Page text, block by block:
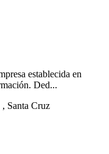
establecida en
Ded...
, Santa Cruz